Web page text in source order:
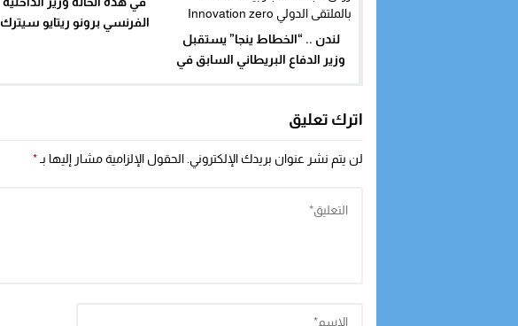
لندن .. “الخطاط ينجا” يستقبل
وزير الدفاع البريطاني السابق في
الفرنسي برونو ريتايو سيترك
اترك تعليق
لن يتم نشر عنوان بريدك الإلكتروني. الحقول الإلزامية مشار إليها بـ *